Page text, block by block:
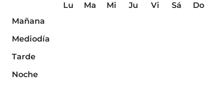
Lu Ma Mi Ju Vi Sá
Do
Mañana
Mediodía
Tarde
Noche